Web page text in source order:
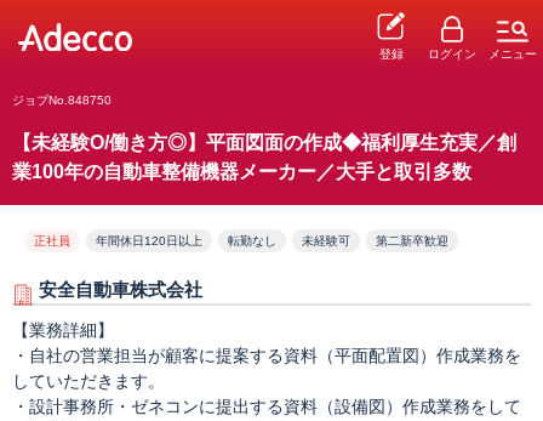
登録 ログイン メニュー
ジョブNo.848750
【未経験O/働き方◎】平面図面の作成◆福利厚生充実／創
業100年の自動車整備機器メーカー／大手と取引多数
正社員 年間休日120日以上 転勤なし 未経験可 第二新卒歓迎
安全自動車株式会社
【業務詳細】
・自社の営業担当が顧客に提案する資料（平面配置図）作成業務を
していただきます。
・設計事務所・ゼネコンに提出する資料（設備図）作成業務をして